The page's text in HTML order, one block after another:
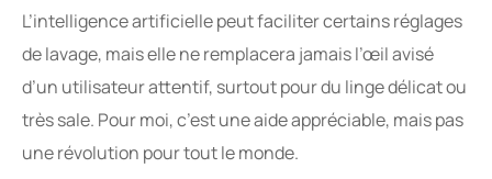
L’intelligence artificielle peut faciliter certains réglages
de lavage, mais elle ne remplacera jamais l’œil avisé
d’un utilisateur attentif, surtout pour du linge délicat ou
très sale. Pour moi, c’est une aide appréciable, mais pas
une révolution pour tout le monde.